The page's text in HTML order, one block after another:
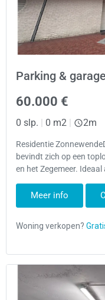
Parking &
60.000 €
0 slp. | 0 m2 | 2m
Residentie
bevindt zich op een
en het Zegemeer.
Meer info